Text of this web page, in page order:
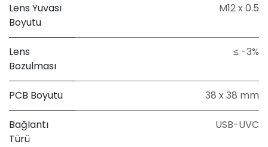
Lens Yuvası
Boyutu
M12 x 0.5
Lens
Bozulması
≤ -3%
PCB Boyutu 38 x 38 mm
Bağlantı
Türü
USB-UVC